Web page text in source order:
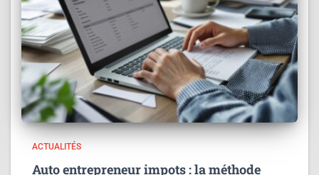
ACTUALITÉS
Auto entrepreneur impots : la méthode